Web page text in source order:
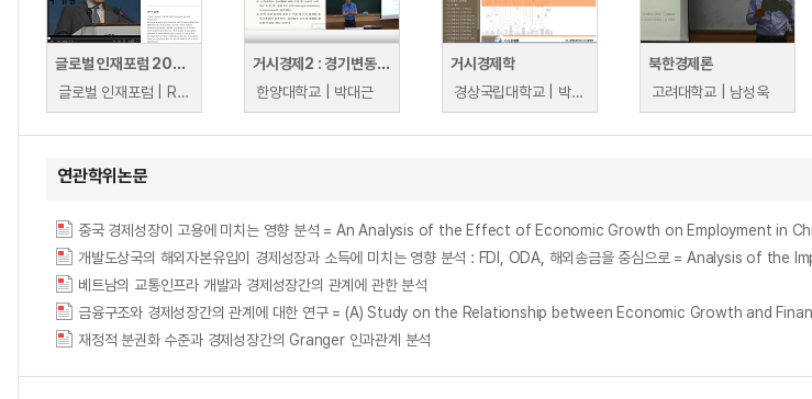
글로벌 인재포럼 2006: 인적자원과 경제성장
글로벌 인재포럼 | Robert J. Barro
거시경제2 : 경기변동과 경제성장
한양대학교 | 박대근
거시경제학
경상국립대학교 | 박종수
북한경제론
고려대학교 | 남성욱
연관학위논문
중국 경제성장이 고용에 미치는 영향 분석 = An Analysis of the Effect of Economic Growth on Employment in
개발도상국의 해외자본유입이 경제성장과 소득에 미치는 영향 분석 : FDI, ODA, 해외송금을 중심으로 =
베트남의 교통인프라 개발과 경제성장간의 관계에 관한 분석
금융구조와 경제성장간의 관계에 대한 연구 = (A) Study on the Relationship between Economic Growth and
재정적 분권화 수준과 경제성장간의 Granger 인과관계 분석